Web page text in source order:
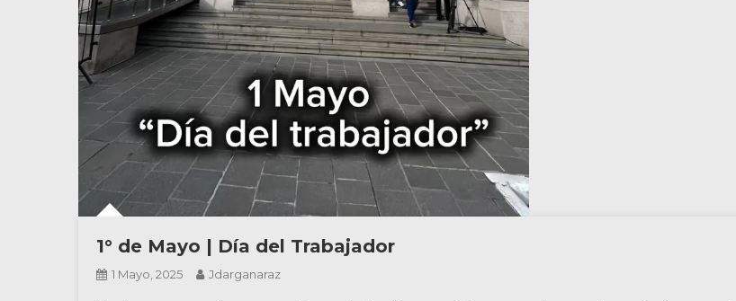
1° de Mayo | Día del Trabajador
1 Mayo, 2025 Jdarganaraz